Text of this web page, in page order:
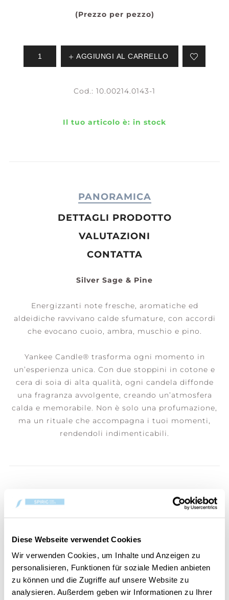
Diese Webseite verwendet Cookies
Wir verwenden Cookies, um Inhalte und Anzeigen zu
personalisieren, Funktionen für soziale Medien anbieten
zu können und die Zugriffe auf unsere Website zu
analysieren. Außerdem geben wir Informationen zu Ihrer
(Prezzo per pezzo)
AGGIUNGI AL CARRELLO
Cod.: 10.00214.0143-1
Il tuo articolo è: in stock
PANORAMICA
DETTAGLI PRODOTTO
VALUTAZIONI
CONTATTA
Silver Sage & Pine
Energizzanti note fresche, aromatiche ed
aldeidiche ravvivano calde sfumature, con accordi
che evocano cuoio, ambra, muschio e pino.
Yankee Candle® trasforma ogni momento in
un’esperienza unica. Con due stoppini in cotone e
cera di soia di alta qualità, ogni candela diffonde
una fragranza avvolgente, creando un’atmosfera
calda e memorabile. Non è solo una profumazione,
ma un rituale che accompagna i tuoi momenti,
rendendoli indimenticabili.
HANNO ACQUISTATO ANCHE